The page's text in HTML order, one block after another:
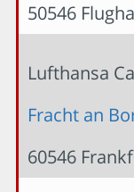
50546
Lufthansa
Fracht an
60546